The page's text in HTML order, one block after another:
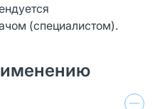
(специалистом).